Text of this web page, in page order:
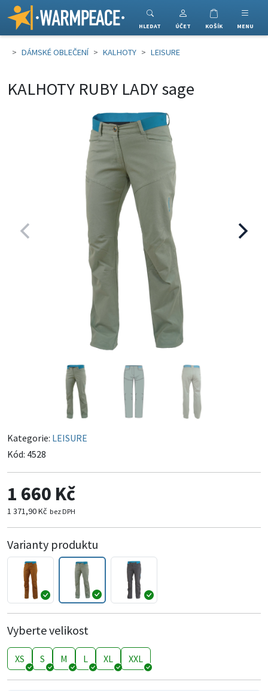
Warmpeace
HLEDAT ÚČET KOŠÍK MENU
DÁMSKÉ OBLEČENÍ KALHOTY LEISURE
KALHOTY RUBY LADY sage
Kategorie: LEISURE
Kód: 4528
1 660 Kč
1 371,90 Kč bez DPH
Varianty produktu
Vyberte velikost
XS S M L XL XXL